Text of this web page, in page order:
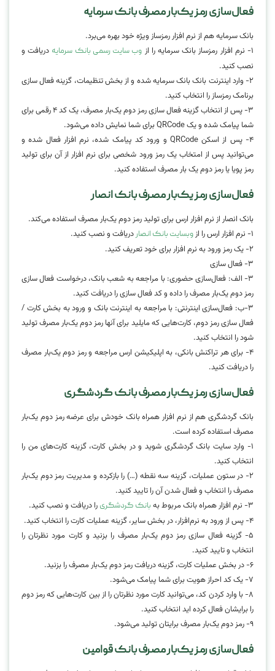
فعال‌سازی رمز یک‌بار مصرف بانک سرمایه
بانک سرمایه هم از نرم افزار رمزساز ویژه خود بهره می‌برد.
۱- نرم افزار رمزساز بانک سرمایه را از
وب سایت رسمی بانک سرمایه دریافت و
نصب کنید.
۲- وارد اینترنت بانک بانک سرمایه شده و از بخش تنظیمات، گزینه فعال سازی
برنامک رمزساز را انتخاب کنید.
۳- پس از انتخاب گزینه فعال سازی رمز دوم یک‌بار مصرف، یک کد ۴ رقمی برای
شما پیامک شده و یک QRCode برای شما نمایش داده می‌شود.
۴- پس از اسکن QRCode و ورود کد پیامک شده، نرم افزار فعال شده و
می‌توانید پس از امتخاب یک رمز ورود شخصی برای نرم افزار از آن برای تولید
رمز پویا یا رمز دوم یک بار مصرف استفاده کنید.
فعال‌سازی رمز یک‌بار مصرف بانک انصار
بانک انصار از نرم افزار ارس برای تولید رمز دوم یک‌بار مصرف استفاده می‌کند.
۱- نرم افزار ارس را از
وبسایت بانک انصاردریافت و نصب کنید.
۲- یک رمز ورود به نرم افزار برای خود تعریف کنید.
۳- فعال سازی
۳- الف: فعال‌سازی حضوری: با مراجعه به شعب بانک، درخواست فعال سازی
رمز دوم یک‌بار مصرف را داده و کد فعال سازی را دریافت کنید.
۳-ب: فعال‌سازی اینترنتی: با مراجعه به اینترنت بانک و ورود به بخش کارت /
فعال سازی رمز دوم، کارت‌هایی که مایلید برای آنها رمز دوم یک‌بار مصرف تولید
شود را انتخاب کنید.
۴- برای هر تراکنش بانکی، به اپلیکیشن ارس مراجعه و رمز دوم یک‌بار مصرف
را دریافت کنید.
فعال‌سازی رمز یک‌بار مصرف بانک گردشگری
بانک گردشگری هم از نرم افزار همراه بانک خودش برای عرضه رمز دوم یک‌بار
مصرف استفاده کرده است.
۱- وارد سایت بانک گردشگری شوید و در بخش کارت، گزینه کارت‌های من را
انتخاب کنید.
۲- در ستون عملیات، گزینه سه نقطه (…) را بازکرده و مدیریت رمز دوم یک‌بار
مصرف را انتخاب و فعال شدن آن را تایید کنید.
۳- نرم افزار همراه بانک مربوط به
بانک گردشگری را دریافت و نصب کنید.
۴- پس از ورود به نرم‌افزار، در بخش سایر، گزینه عملیات کارت را انتخاب کنید.
۵- گزینه فعال سازی رمز دوم یک‌بار مصرف را بزنید و کارت مورد نظرتان را
انتخاب و تایید کنید.
۶- در بخش عملیات کارت، گزینه دریافت رمز دوم یک‌بار مصرف را بزنید.
۷- یک کد احراز هویت برای شما پیامک می‌شود.
۸- با وارد کردن کد، می‌توانید کارت مورد نظرتان را از بین کارت‌هایی که رمز دوم
را برایشان فعال کرده اید انتخاب کنید.
۹- رمز دوم یک‌بار مصرف برایتان تولید می‌شود.
فعال‌سازی رمز یک‌بار مصرف بانک قوامین